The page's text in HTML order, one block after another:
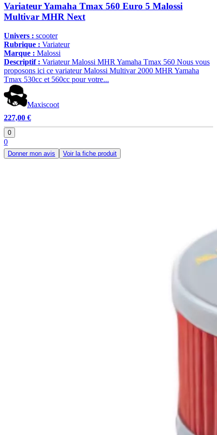
Variateur Yamaha Tmax 560 Euro 5 Malossi
Multivar MHR Next
Univers : scooter
Rubrique : Variateur
Marque : Malossi
Descriptif : Variateur Malossi MHR Yamaha Tmax 560 Nous vous
proposons ici ce variateur Malossi Multivar 2000 MHR Yamaha
Tmax 530cc et 560cc pour votre...
Maxiscoot
227,00 €
0
0
Donner mon avis Voir la fiche produit